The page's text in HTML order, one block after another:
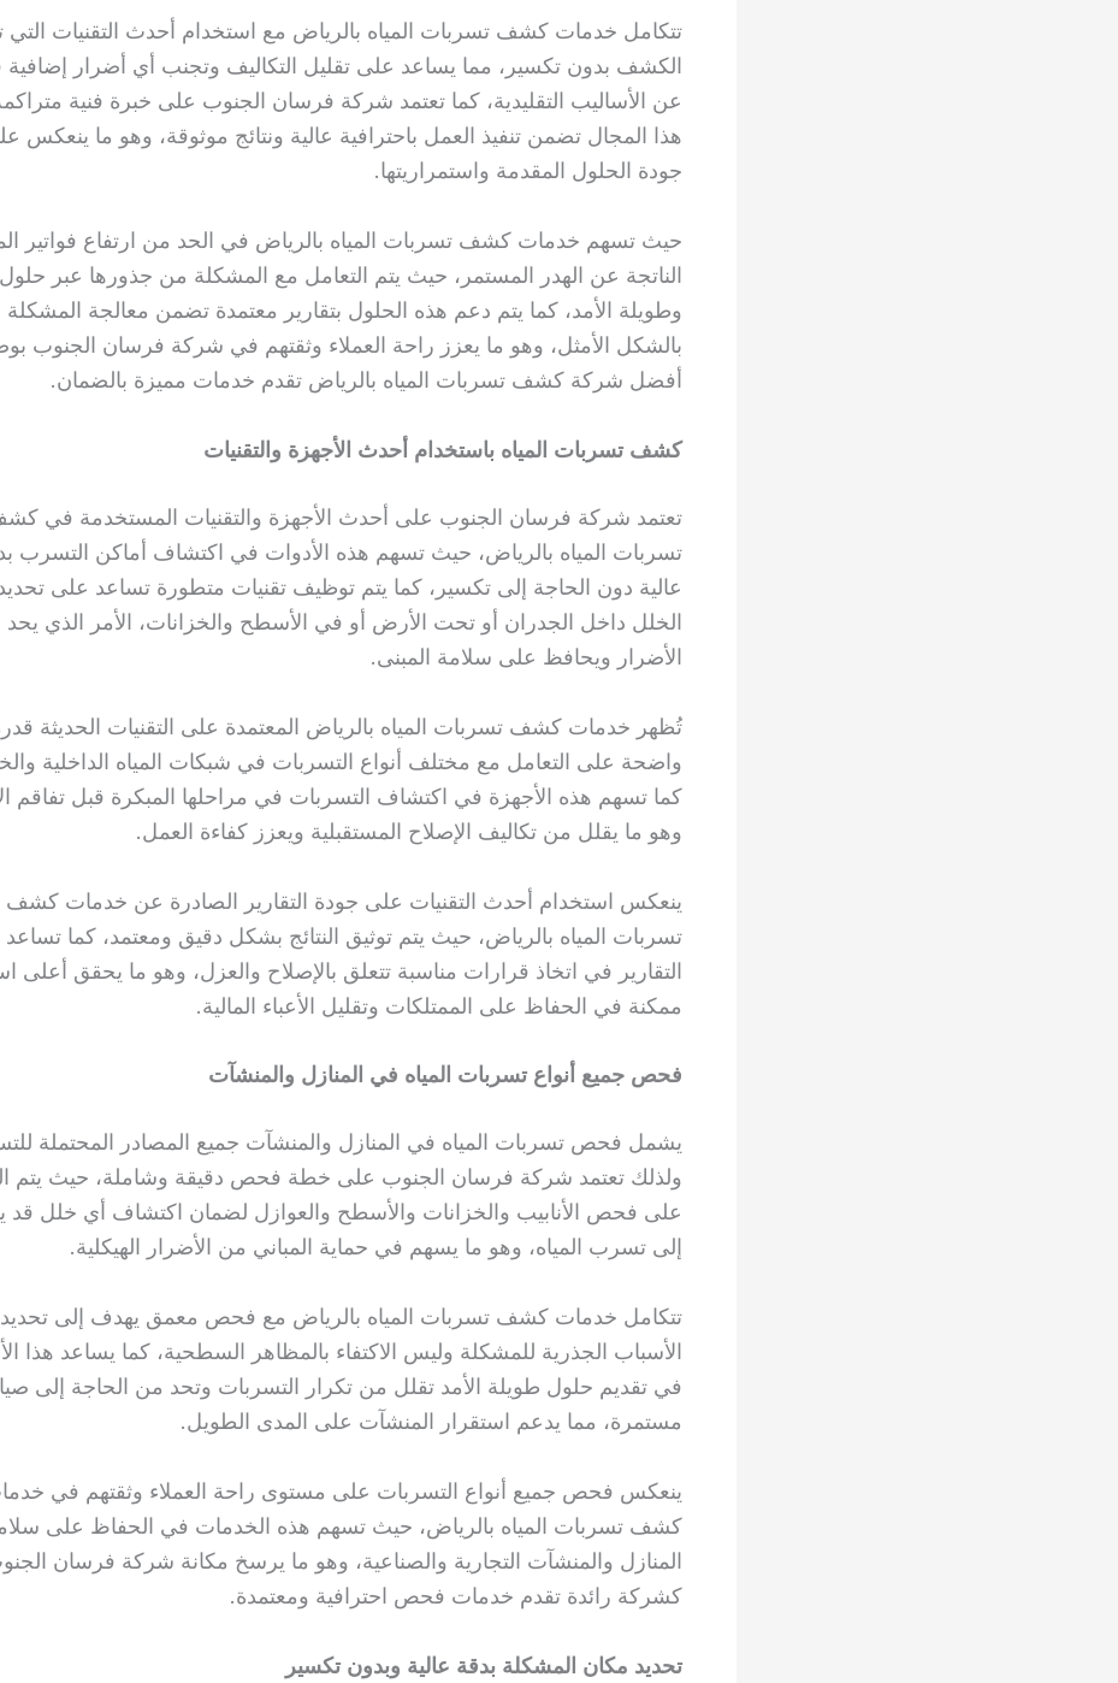
تتكامل خدمات كشف تسربات المياه بالرياض مع استخدام أحدث التقنيات التي
الكشف بدون تكسير، مما يساعد على تقليل التكاليف وتجنب أي أضرار إضافية
عن الأساليب التقليدية، كما تعتمد شركة فرسان الجنوب على خبرة فنية
هذا المجال تضمن تنفيذ العمل باحترافية عالية ونتائج موثوقة، وهو ما ينعكس
جودة الحلول المقدمة واستمراريتها.
حيث تسهم خدمات كشف تسربات المياه بالرياض في الحد من ارتفاع فواتير
الناتجة عن الهدر المستمر، حيث يتم التعامل مع المشكلة من جذورها عبر حلول
وطويلة الأمد، كما يتم دعم هذه الحلول بتقارير معتمدة تضمن معالجة المشكلة
بالشكل الأمثل، وهو ما يعزز راحة العملاء وثقتهم في شركة فرسان الجنوب
أفضل شركة كشف تسربات المياه بالرياض تقدم خدمات مميزة بالضمان.
كشف تسربات المياه باستخدام أحدث الأجهزة والتقنيات
تعتمد شركة فرسان الجنوب على أحدث الأجهزة والتقنيات المستخدمة في
تسربات المياه بالرياض، حيث تسهم هذه الأدوات في اكتشاف أماكن التسرب
عالية دون الحاجة إلى تكسير، كما يتم توظيف تقنيات متطورة تساعد على
الخلل داخل الجدران أو تحت الأرض أو في الأسطح والخزانات، الأمر الذي
الأضرار ويحافظ على سلامة المبنى.
تُظهر خدمات كشف تسربات المياه بالرياض المعتمدة على التقنيات الحديثة
واضحة على التعامل مع مختلف أنواع التسربات في شبكات المياه الداخلية
كما تسهم هذه الأجهزة في اكتشاف التسربات في مراحلها المبكرة قبل تفاقم
وهو ما يقلل من تكاليف الإصلاح المستقبلية ويعزز كفاءة العمل.
ينعكس استخدام أحدث التقنيات على جودة التقارير الصادرة عن خدمات كشف
تسربات المياه بالرياض، حيث يتم توثيق النتائج بشكل دقيق ومعتمد، كما
التقارير في اتخاذ قرارات مناسبة تتعلق بالإصلاح والعزل، وهو ما يحقق أعلى
ممكنة في الحفاظ على الممتلكات وتقليل الأعباء المالية.
فحص جميع أنواع تسربات المياه في المنازل والمنشآت
يشمل فحص تسربات المياه في المنازل والمنشآت جميع المصادر المحتملة
ولذلك تعتمد شركة فرسان الجنوب على خطة فحص دقيقة وشاملة، حيث يتم
على فحص الأنابيب والخزانات والأسطح والعوازل لضمان اكتشاف أي خلل قد
إلى تسرب المياه، وهو ما يسهم في حماية المباني من الأضرار الهيكلية.
تتكامل خدمات كشف تسربات المياه بالرياض مع فحص معمق يهدف إلى تحديد
الأسباب الجذرية للمشكلة وليس الاكتفاء بالمظاهر السطحية، كما يساعد هذا
في تقديم حلول طويلة الأمد تقلل من تكرار التسربات وتحد من الحاجة إلى
مستمرة، مما يدعم استقرار المنشآت على المدى الطويل.
ينعكس فحص جميع أنواع التسربات على مستوى راحة العملاء وثقتهم في
كشف تسربات المياه بالرياض، حيث تسهم هذه الخدمات في الحفاظ على
المنازل والمنشآت التجارية والصناعية، وهو ما يرسخ مكانة شركة فرسان
كشركة رائدة تقدم خدمات فحص احترافية ومعتمدة.
تحديد مكان المشكلة بدقة عالية وبدون تكسير